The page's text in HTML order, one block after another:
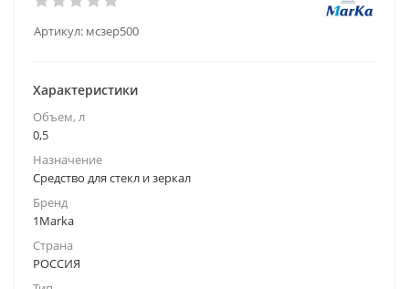
Артикул: мсзер500
Характеристики
Объем, л
0,5
Назначение
Средство для стекл и зеркал
Бренд
1Marka
Страна
РОССИЯ